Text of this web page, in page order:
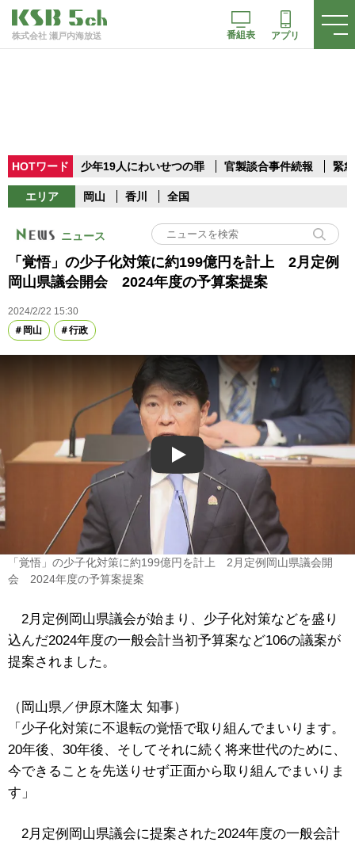
株式会社 瀬戸内海放送 番組表 アプリ
HOTワード 少年19人にわいせつの罪 官製談合事件続報 緊
エリア 岡山 香川 全国
ニュース
「覚悟」の少子化対策に約199億円を計上 2月定例
岡山県議会開会 2024年度の予算案提案
2024/2/22 15:30
岡山
行政
Play
「覚悟」の少子化対策に約199億円を計上 2月定例岡山県議会開
会 2024年度の予算案提案
2月定例岡山県議会が始まり、少子化対策などを盛り
込んだ2024年度の一般会計当初予算案など106の議案が
提案されました。
（岡山県／伊原木隆太 知事）
「少子化対策に不退転の覚悟で取り組んでまいります。
20年後、30年後、そしてそれに続く将来世代のために、
今できることを先送りせず正面から取り組んでまいりま
す」
2月定例岡山県議会に提案された2024年度の一般会計